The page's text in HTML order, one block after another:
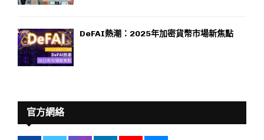
DeFAI熱潮：2025年加密貨幣市場新焦點
官方網絡